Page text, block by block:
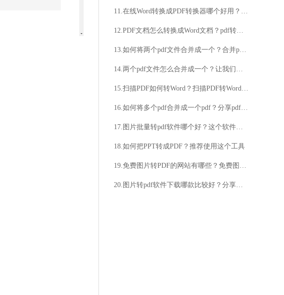
11.在线Word转换成PDF转换器哪个好用？免费word转pdf的方法分享
12.PDF文档怎么转换成Word文档？pdf转换成word原因分析
13.如何将两个pdf文件合并成一个？合并pdf文件具体方法详解
14.两个pdf文件怎么合并成一个？让我们来试试这个方法
15.扫描PDF如何转Word？扫描PDF转Word的心得介绍
16.如何将多个pdf合并成一个pdf？分享pdf合并的简单方法！
17.图片批量转pdf软件哪个好？这个软件很好用
18.如何把PPT转成PDF？推荐使用这个工具
19.免费图片转PDF的网站有哪些？免费图片转PDF的网站好用吗？
20.图片转pdf软件下载哪款比较好？分享图片转pdf操作步骤